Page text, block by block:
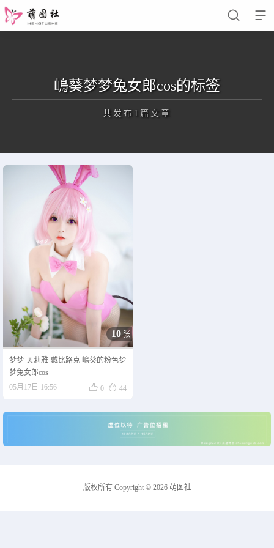


嶋葵梦梦兔女郎cos的标签
共发布1篇文章
10 张
梦梦·贝莉雅·戴比路克 嶋葵的粉色梦
梦兔女郎cos
05月17日 16:56
 0  44
版权所有 Copyright © 2026 萌图社